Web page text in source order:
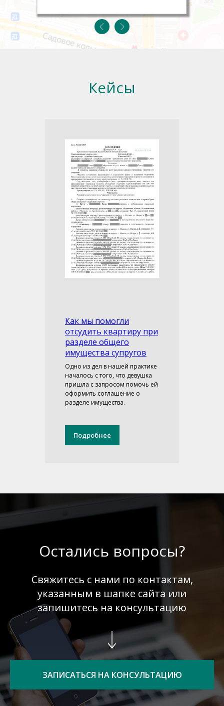
Кейсы
Как мы помогли
отсудить квартиру при
разделе общего
имущества супругов
Одно из дел в нашей практике
началось с того, что девушка
пришла с запросом помочь ей
оформить соглашение о
разделе имущества.
Подробнее
Остались вопросы?
Свяжитесь с нами по контактам,
указанным в шапке сайта или
запишитесь на консультацию
ЗАПИСАТЬСЯ НА КОНСУЛЬТАЦИЮ